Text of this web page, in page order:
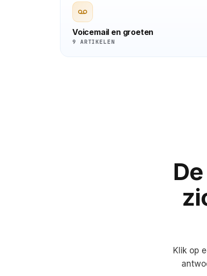
Voicemail en groeten
9 ARTIKELEN
Klik op